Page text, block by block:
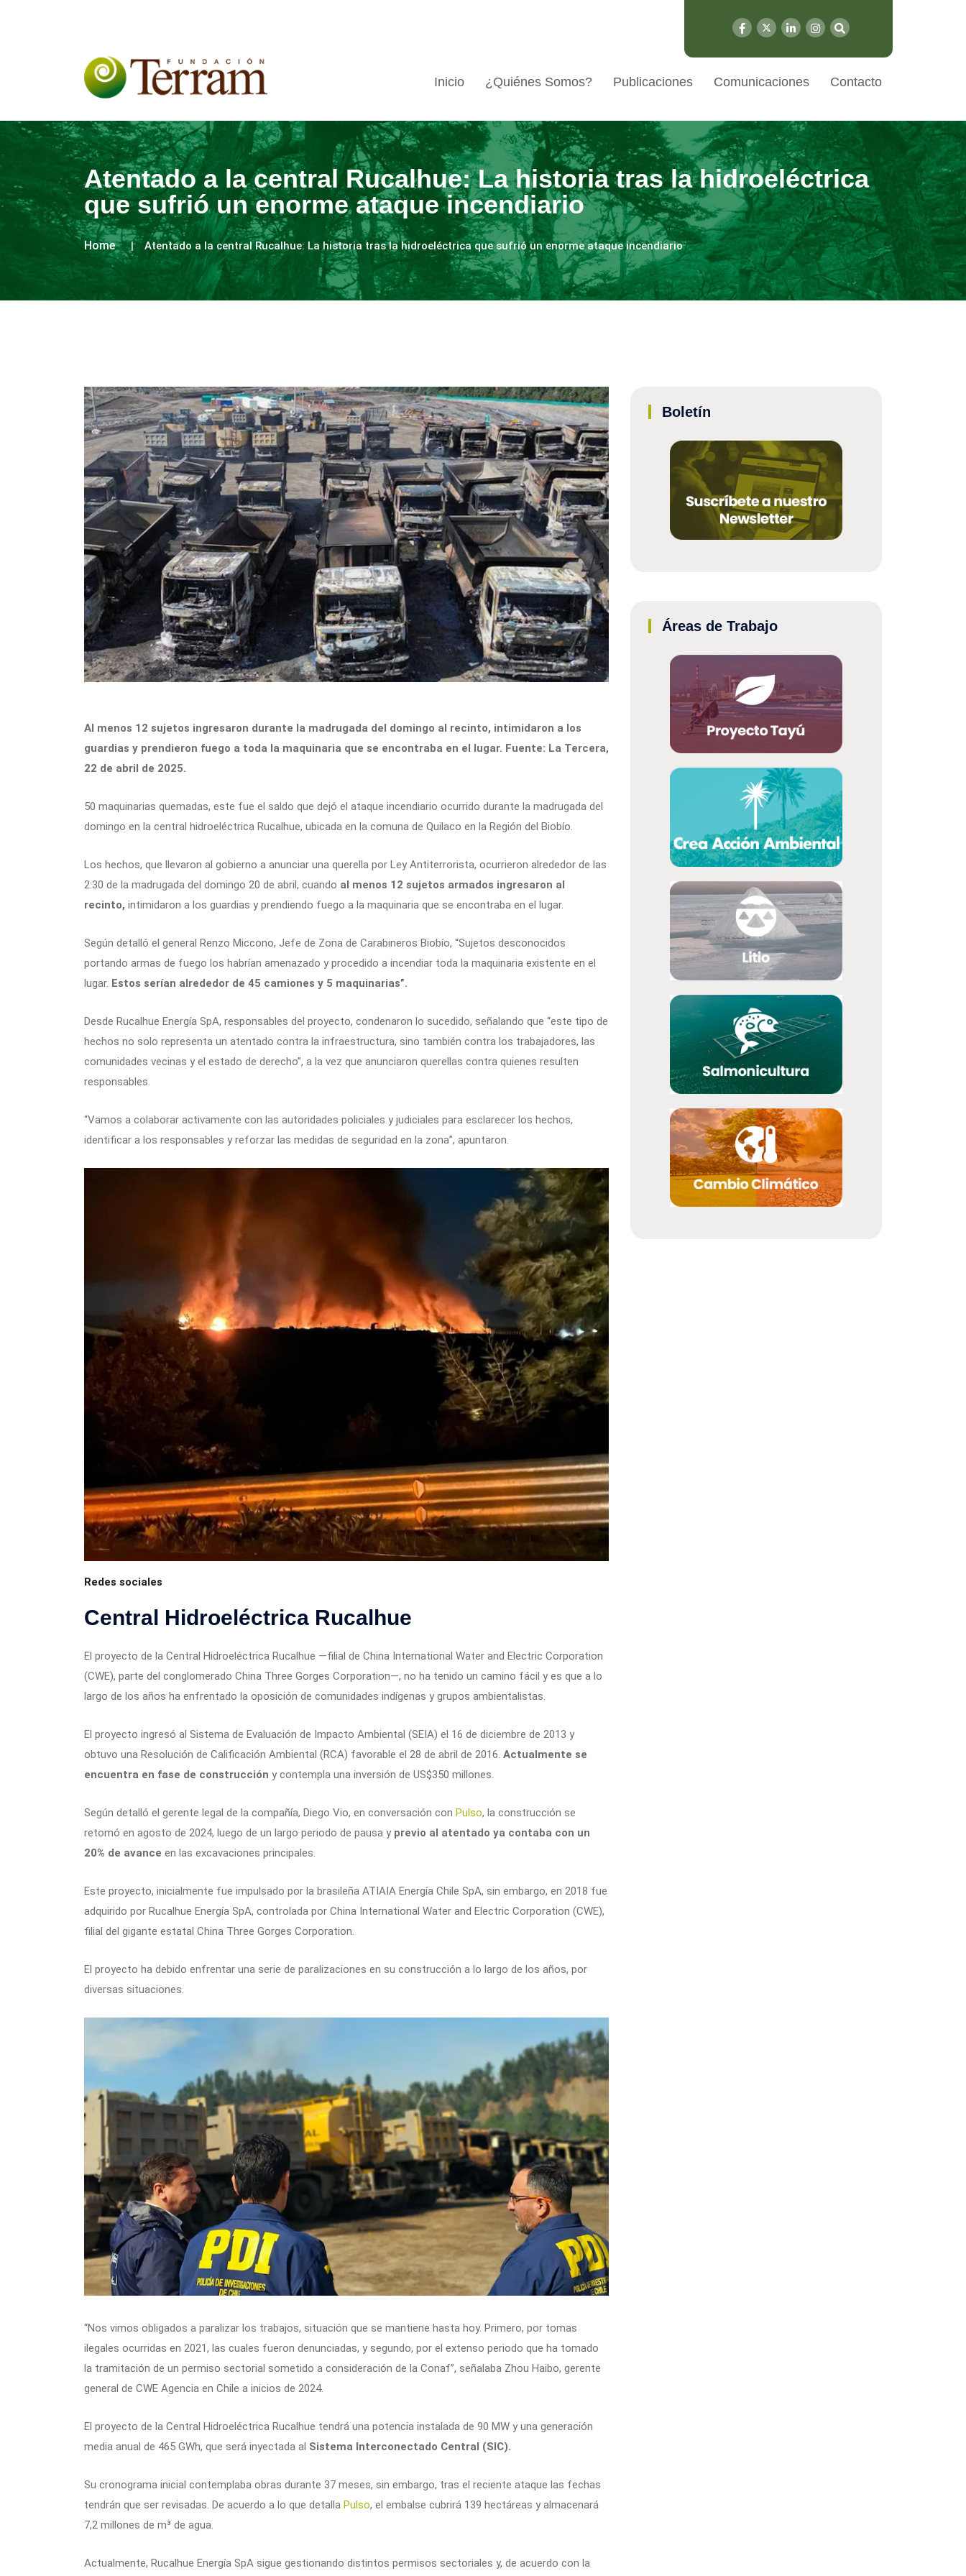
Inicio ¿Quiénes Somos? Publicaciones Comunicaciones Contacto
Atentado a la central Rucalhue: La historia tras la hidroeléctrica
que sufrió un enorme ataque incendiario
Home Atentado a la central Rucalhue: La historia tras la hidroeléctrica que sufrió un enorme ataque incendiario
Al menos 12 sujetos ingresaron durante la madrugada del domingo al recinto, intimidaron a los
guardias y prendieron fuego a toda la maquinaria que se encontraba en el lugar. Fuente: La Tercera,
22 de abril de 2025.
50 maquinarias quemadas, este fue el saldo que dejó el ataque incendiario ocurrido durante la madrugada del
domingo en la central hidroeléctrica Rucalhue, ubicada en la comuna de Quilaco en la Región del Biobío.
Los hechos, que llevaron al gobierno a anunciar una querella por Ley Antiterrorista, ocurrieron alrededor de las
2:30 de la madrugada del domingo 20 de abril, cuando al menos 12 sujetos armados ingresaron al
recinto, intimidaron a los guardias y prendiendo fuego a la maquinaria que se encontraba en el lugar.
Según detalló el general Renzo Miccono, Jefe de Zona de Carabineros Biobío, “Sujetos desconocidos
portando armas de fuego los habrían amenazado y procedido a incendiar toda la maquinaria existente en el
lugar. Estos serían alrededor de 45 camiones y 5 maquinarias”.
Desde Rucalhue Energía SpA, responsables del proyecto, condenaron lo sucedido, señalando que “este tipo de
hechos no solo representa un atentado contra la infraestructura, sino también contra los trabajadores, las
comunidades vecinas y el estado de derecho”, a la vez que anunciaron querellas contra quienes resulten
responsables.
“Vamos a colaborar activamente con las autoridades policiales y judiciales para esclarecer los hechos,
identificar a los responsables y reforzar las medidas de seguridad en la zona”, apuntaron.
Redes sociales
Central Hidroeléctrica Rucalhue
El proyecto de la Central Hidroeléctrica Rucalhue —filial de China International Water and Electric Corporation
(CWE), parte del conglomerado China Three Gorges Corporation—, no ha tenido un camino fácil y es que a lo
largo de los años ha enfrentado la oposición de comunidades indígenas y grupos ambientalistas.
El proyecto ingresó al Sistema de Evaluación de Impacto Ambiental (SEIA) el 16 de diciembre de 2013 y
obtuvo una Resolución de Calificación Ambiental (RCA) favorable el 28 de abril de 2016. Actualmente se
encuentra en fase de construcción y contempla una inversión de US$350 millones.
Según detalló el gerente legal de la compañía, Diego Vio, en conversación con Pulso, la construcción se
retomó en agosto de 2024, luego de un largo periodo de pausa y previo al atentado ya contaba con un
20% de avance en las excavaciones principales.
Este proyecto, inicialmente fue impulsado por la brasileña ATIAIA Energía Chile SpA, sin embargo, en 2018 fue
adquirido por Rucalhue Energía SpA, controlada por China International Water and Electric Corporation (CWE),
filial del gigante estatal China Three Gorges Corporation.
El proyecto ha debido enfrentar una serie de paralizaciones en su construcción a lo largo de los años, por
diversas situaciones.
“Nos vimos obligados a paralizar los trabajos, situación que se mantiene hasta hoy. Primero, por tomas
ilegales ocurridas en 2021, las cuales fueron denunciadas, y segundo, por el extenso periodo que ha tomado
la tramitación de un permiso sectorial sometido a consideración de la Conaf”, señalaba Zhou Haibo, gerente
general de CWE Agencia en Chile a inicios de 2024.
El proyecto de la Central Hidroeléctrica Rucalhue tendrá una potencia instalada de 90 MW y una generación
media anual de 465 GWh, que será inyectada al Sistema Interconectado Central (SIC).
Su cronograma inicial contemplaba obras durante 37 meses, sin embargo, tras el reciente ataque las fechas
tendrán que ser revisadas. De acuerdo a lo que detalla Pulso, el embalse cubrirá 139 hectáreas y almacenará
7,2 millones de m³ de agua.
Actualmente, Rucalhue Energía SpA sigue gestionando distintos permisos sectoriales y, de acuerdo con la
Boletín
Áreas de Trabajo